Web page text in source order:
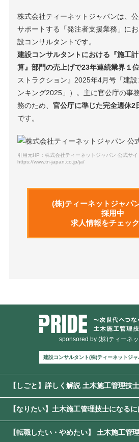
株式会社ティーネットジャパンは、
サポートする「発注者支援業務」に
設コンサルタントです。
建設コンサルタントにおける『施工
算』部門の売上げで23年連続業界１
ストラクション』2025年4月号「建
ンキング2025」）。主に官公庁の事
務のため、官公庁に準じた完全週休2
です。
引用元HP：株式会社ティーネットジャパン 公式サイ
https://www.tn-japan.co.jp/ja/
(株)ティーネットジャパ
採用中
求人情報をチェッ
sponsored by (株)ティーネ
建設コンサルタント(株)ティーネットジ
【しごと】詳しく解説 土木施工管理技
【なりたい】土木施工管理技士になるに
【転職したい・やめたい】 土木施工管